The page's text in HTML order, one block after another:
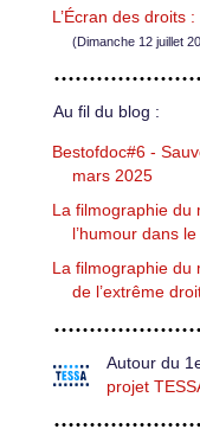
L’Écran des droits
(Dimanche 12 juillet
Au fil du blog :
Bestofdoc#6 -
mars 2025
La filmographie
l’humour dans
La filmographie
de l’extrême
Autour du
projet